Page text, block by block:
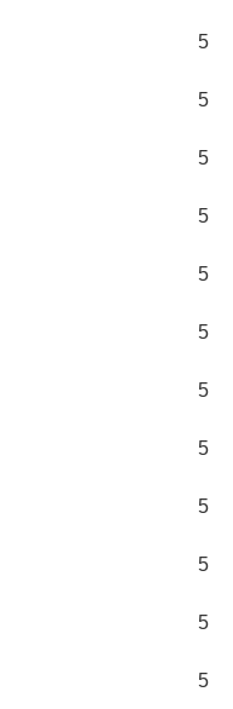
5
5
5
5
5
5
5
5
5
5
5
5